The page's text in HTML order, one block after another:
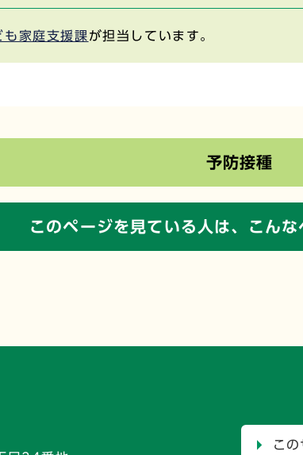
家庭支援課が担当しています。
予防接種
このページを見ている人は、 こん
こ